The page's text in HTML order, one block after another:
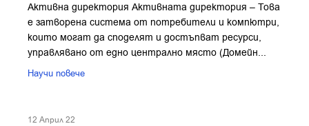
Активна директория Активната директория – Това
е затворена система от потребители и компютри,
които могат да споделят и достъпват ресурси,
управлявано от едно централно място (Домейн...
Научи повече
12 Април 22